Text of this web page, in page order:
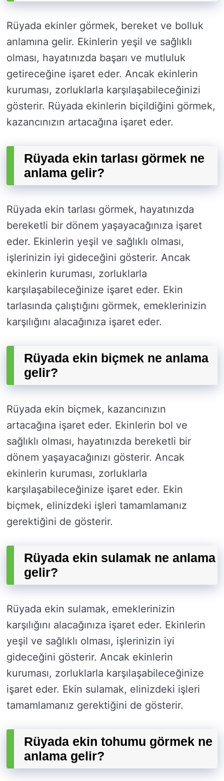
Rüyada ekinler görmek, bereket ve bolluk
anlamına gelir. Ekinlerin yeşil ve sağlıklı
olması, hayatınızda başarı ve mutluluk
getireceğine işaret eder. Ancak ekinlerin
kuruması, zorluklarla karşılaşabileceğinizi
gösterir. Rüyada ekinlerin biçildiğini görmek,
kazancınızın artacağına işaret eder.
Rüyada ekin tarlası görmek ne
anlama gelir?
Rüyada ekin tarlası görmek, hayatınızda
bereketli bir dönem yaşayacağınıza işaret
eder. Ekinlerin yeşil ve sağlıklı olması,
işlerinizin iyi gideceğini gösterir. Ancak
ekinlerin kuruması, zorluklarla
karşılaşabileceğinize işaret eder. Ekin
tarlasında çalıştığını görmek, emeklerinizin
karşılığını alacağınıza işaret eder.
Rüyada ekin biçmek ne anlama
gelir?
Rüyada ekin biçmek, kazancınızın
artacağına işaret eder. Ekinlerin bol ve
sağlıklı olması, hayatınızda bereketli bir
dönem yaşayacağınızı gösterir. Ancak
ekinlerin kuruması, zorluklarla
karşılaşabileceğinize işaret eder. Ekin
biçmek, elinizdeki işleri tamamlamanız
gerektiğini de gösterir.
Rüyada ekin sulamak ne anlama
gelir?
Rüyada ekin sulamak, emeklerinizin
karşılığını alacağınıza işaret eder. Ekinlerin
yeşil ve sağlıklı olması, işlerinizin iyi
gideceğini gösterir. Ancak ekinlerin
kuruması, zorluklarla karşılaşabileceğinize
işaret eder. Ekin sulamak, elinizdeki işleri
tamamlamanız gerektiğini de gösterir.
Rüyada ekin tohumu görmek ne
anlama gelir?